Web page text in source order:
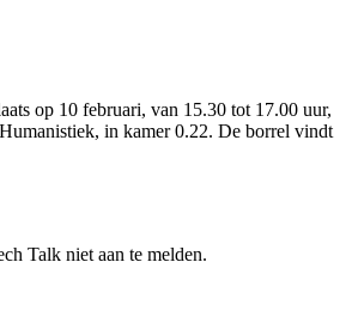
op 10 februari, van 15.30 tot 17.00 uur,
in kamer 0.22. De borrel vindt
Talk niet aan te melden.